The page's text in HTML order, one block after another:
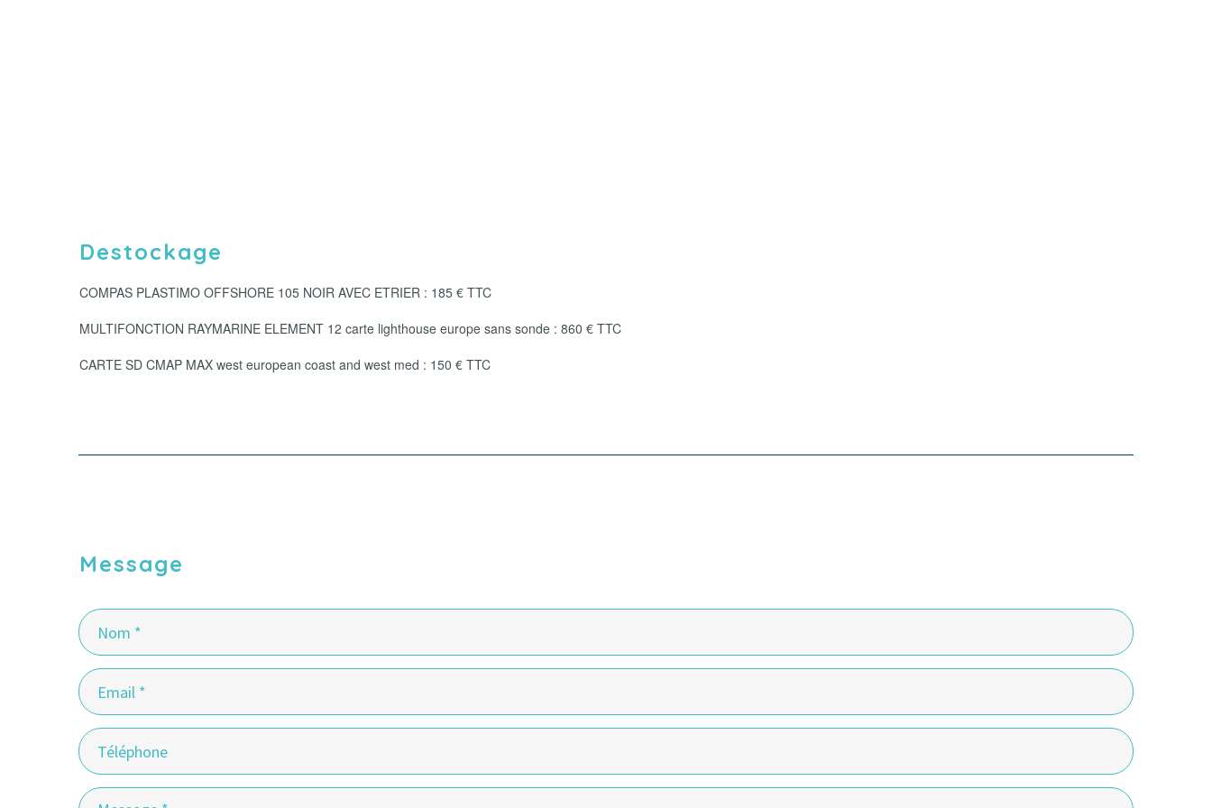
Destockage
COMPAS PLASTIMO OFFSHORE 105 NOIR AVEC ETRIER : 185 € TTC
MULTIFONCTION RAYMARINE ELEMENT 12 carte lighthouse europe sans sonde : 860 € TTC
CARTE SD CMAP MAX west european coast and west med : 150 € TTC
Message